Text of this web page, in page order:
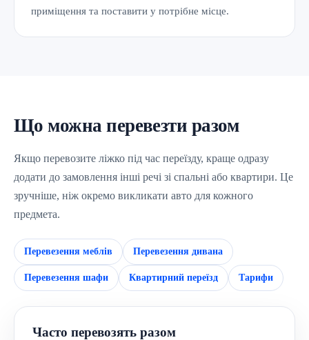
приміщення та поставити у потрібне місце.
Що можна перевезти разом
Якщо перевозите ліжко під час переїзду, краще одразу
додати до замовлення інші речі зі спальні або квартири. Це
зручніше, ніж окремо викликати авто для кожного
предмета.
Перевезення меблів Перевезення дивана
Перевезення шафи Квартирний переїзд Тарифи
Часто перевозять разом